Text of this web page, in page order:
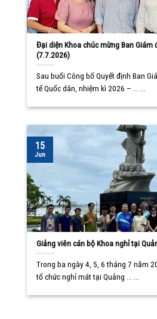
Đại diện Khoa chúc mừng Ban Giám
(7.7.2026)
Sau buổi Công bố Quyết định Ban
tế Quốc dân, nhiệm kì 2026 – ... ...
Giảng viên cán bộ Khoa nghỉ tại
Trong ba ngày 4, 5, 6 tháng 7 năm
tổ chức nghỉ mát tại Quảng ... ...
15
Jun